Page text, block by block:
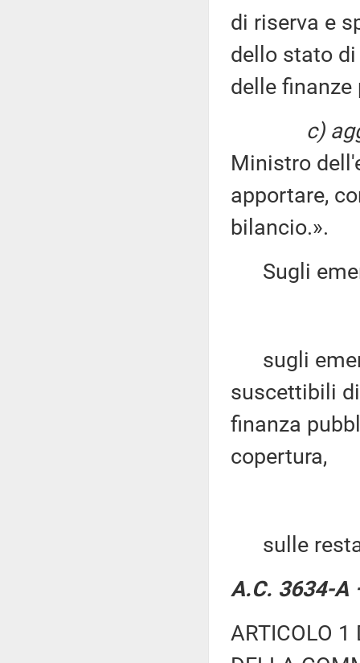
di riserva e
dello stato
delle finanze
c)
Ministro
apportare,
bilancio.».
Sugli
sugli
suscettibili
finanza
copertura,
sulle
A.C. 3634-A
ARTICOLO 1